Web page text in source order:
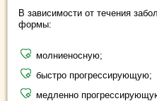
В зависимости от течения
формы:
молниеносную;
быстро прогрессирующую;
медленно